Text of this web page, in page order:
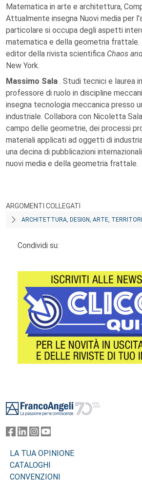
Matematica in arte e architettura,
Attualmente insegna Nuovi media per
particolare si occupa degli aspetti
matematica e della geometria
editor della rivista scientifica Chaos
New York.
Massimo Sala . Studi tecnici e laurea
professore di ruolo in discipline
insegna tecnologia meccanica presso
industriale. Collabora con Nicoletta
campo delle geometrie, dei processi
materiali applicati ad oggetti di
una decina di pubblicazioni
nuovi media e della geometria frattale.
ARGOMENTI COLLEGATI
ARCHITETTURA, DESIGN, ARTE,
Condividi su:
LA TUA OPINIONE
CATALOGHI
CONVENZIONI